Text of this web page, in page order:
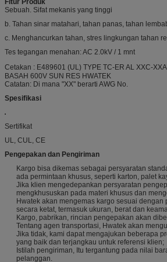
Fitur Produk
Sebuah. Sifat mekanis yang tinggi
b. Tahan sinar matahari, tahan panas, tahan
c. Menghancurkan tahan, stres lingkungan tahan
Tes tegangan menahan: AC 2.0kV / 1 mnt
Cetakan : E489601 (UL) TYPE TC-ER AL XXC-
BASAH 600V SUN RES HWATEK
Catatan: Di mana "XX" berarti AWG No.
Spesifikasi
Sertifikat
UL, CUL, CE
Pengepakan dan Pengiriman
Kargo bisa dikemas sebagai persyaratan
ada permintaan khusus, seperti karton, palet
Jika klien mengedepankan persyaratan
mengkhususkan pada materi khusus dan
Hwatek akan mengemas kargo sesuai dengan
secara ketat, termasuk ukuran, berat dan
Kargo, pabrikan, rincian pengepakan akan
Tentang agen transportasi, Hwatek akan
Jika tidak, kami dapat mengajukan beberapa
yang baik dan terjangkau untuk referensi klien;
Istilah pengiriman, Itu tergantung pada nilai
pelanggan.